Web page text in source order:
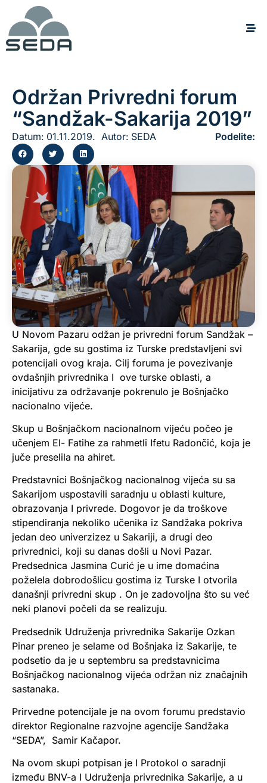
Održan Privredni forum
“Sandžak-Sakarija 2019”
Datum: 01.11.2019. Autor: SEDA Podelite:
U Novom Pazaru odžan je privredni forum Sandžak –
Sakarija, gde su gostima iz Turske predstavljeni svi
potencijali ovog kraja. Cilj foruma je povezivanje
ovdašnjih privrednika I ove turske oblasti, a
inicijativu za održavanje pokrenulo je Bošnjačko
nacionalno vijeće.
Skup u Bošnjačkom nacionalnom vijeću počeo je
učenjem El- Fatihe za rahmetli Ifetu Radončić, koja je
juče preselila na ahiret.
Predstavnici Bošnjačkog nacionalnog vijeća su sa
Sakarijom uspostavili saradnju u oblasti kulture,
obrazovanja I privrede. Dogovor je da troškove
stipendiranja nekoliko učenika iz Sandžaka pokriva
jedan deo univerzizez u Sakariji, a drugi deo
privrednici, koji su danas došli u Novi Pazar.
Predsednica Jasmina Curić je u ime domaćina
poželela dobrodošlicu gostima iz Turske I otvorila
današnji privredni skup . On je zadovoljna što su već
neki planovi počeli da se realizuju.
Predsednik Udruženja privrednika Sakarije Ozkan
Pinar preneo je selame od Bošnjaka iz Sakarije, te
podsetio da je u septembru sa predstavnicima
Bošnjačkog nacionalnog vijeća održan niz značajnih
sastanaka.
Prirvedne potencijale je na ovom forumu predstavio
direktor Regionalne razvojne agencije Sandžaka
“SEDA”, Samir Kačapor.
Na ovom skupi potpisan je I Protokol o saradnji
između BNV-a I Udruženja privrednika Sakarije, a u